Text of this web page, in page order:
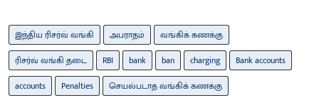
இந்திய ரிசர்வ் வங்கி அபராதம்
வங்கிக் கணக்கு
ரிசர்வ் வங்கி தடை
RBI bank ban charging
Bank accounts
accounts
Penalties செயல்படாத வங்கிக் கணக்கு